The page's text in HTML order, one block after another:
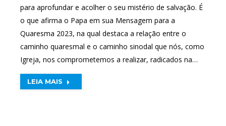
para aprofundar e acolher o seu mistério de salvação. É
o que afirma o Papa em sua Mensagem para a
Quaresma 2023, na qual destaca a relação entre o
caminho quaresmal e o caminho sinodal que nós, como
Igreja, nos comprometemos a realizar, radicados na…
LEIA MAIS